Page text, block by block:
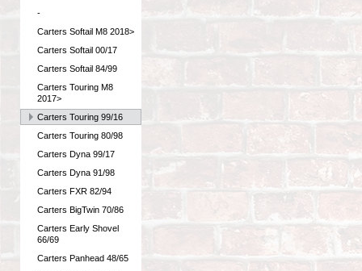
-
Carters Softail M8 2018>
Carters Softail 00/17
Carters Softail 84/99
Carters Touring M8
2017>
Carters Touring 99/16
Carters Touring 80/98
Carters Dyna 99/17
Carters Dyna 91/98
Carters FXR 82/94
Carters BigTwin 70/86
Carters Early Shovel
66/69
Carters Panhead 48/65